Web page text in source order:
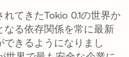
てきたTokio 0.1の世界か
なる依存関係を常に最新
きるようになりまし